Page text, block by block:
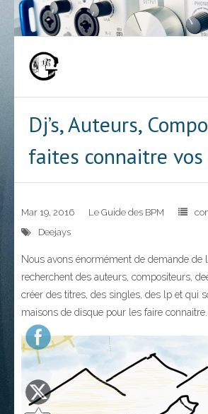
Skip
to
Dj’s, Auteurs,
faites connaitre
Mar 19, 2016 Le Guide des BPM
Deejays
Nous avons énormément de demande de
recherchent des auteurs, compositeurs,
créer des titres, des singles, des lp et qui
maisons de disque pour les faire connaitre.
323